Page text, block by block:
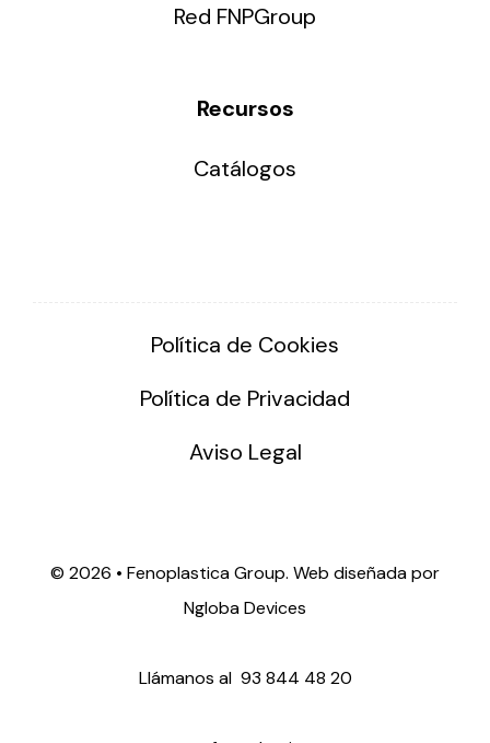
Red FNPGroup
Recursos
Catálogos
Política de Cookies
Política de Privacidad
Aviso Legal
© 2026 • Fenoplastica Group. Web diseñada por
Ngloba Devices
Llámanos al 93 844 48 20